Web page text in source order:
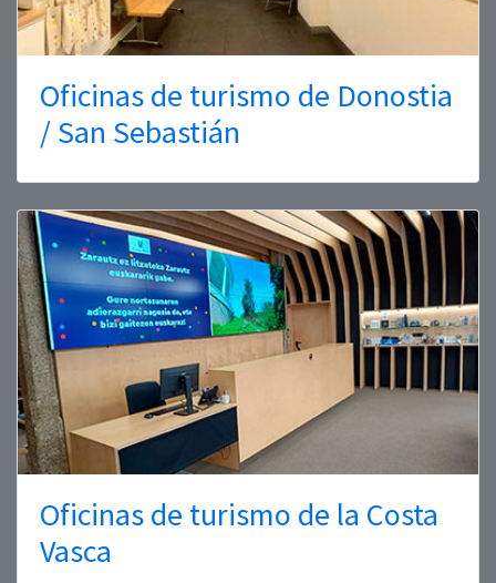
Oficinas de turismo de Donostia
/ San Sebastián
Oficinas de turismo de la Costa
Vasca